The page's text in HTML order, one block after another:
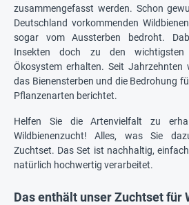
zusammengefasst werden. Schon
Deutschland vorkommenden
sogar vom Aussterben bedroht.
Insekten doch zu den
Ökosystem erhalten. Seit
das Bienensterben und die Bedrohung
Pflanzenarten berichtet.
Helfen Sie die Artenvielfalt zu
Wildbienenzucht! Alles, was Sie
Zuchtset. Das Set ist nachhaltig,
natürlich hochwertig verarbeitet.
Das enthält unser Zuchtset für